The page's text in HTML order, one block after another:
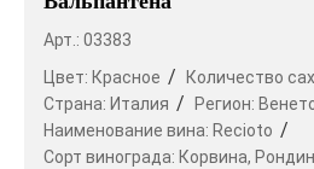
Арт.: 03383
Цвет: Красное Количество
Страна: Италия Регион:
Наименование вина: Recioto
Сорт винограда: Корвина,